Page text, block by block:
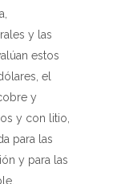
y las
estos
el
y
y con litio,
para las
y para las